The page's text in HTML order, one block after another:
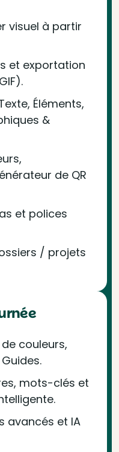
visuel à partir
et exportation
Éléments,
&
de QR
et polices
/ projets
couleurs,
mots-clés et
avancés et IA